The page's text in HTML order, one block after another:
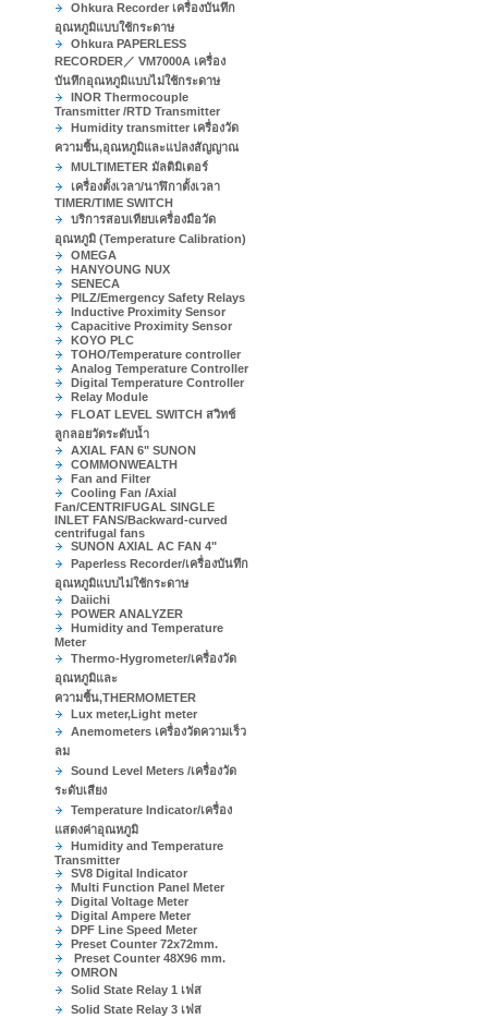
Ohkura Recorder เครื่องบันทึก
อุณหภูมิแบบใช้กระดาษ
Ohkura PAPERLESS
RECORDER／ VM7000A เครื่อง
บันทึกอุณหภูมิแบบไม่ใช้กระดาษ
INOR Thermocouple
Transmitter /RTD Transmitter
Humidity transmitter เครื่องวัด
ความชื้น,อุณหภูมิและแปลงสัญญาณ
MULTIMETER มัลติมิเตอร์
เครื่องตั้งเวลา/นาฬิกาตั้งเวลา
TIMER/TIME SWITCH
บริการสอบเทียบเครื่องมือวัด
อุณหภูมิ (Temperature Calibration)
OMEGA
HANYOUNG NUX
SENECA
PILZ/Emergency Safety Relays
Inductive Proximity Sensor
Capacitive Proximity Sensor
KOYO PLC
TOHO/Temperature controller
Analog Temperature Controller
Digital Temperature Controller
Relay Module
FLOAT LEVEL SWITCH สวิทช์
ลูกลอยวัดระดับน้ำ
AXIAL FAN 6" SUNON
COMMONWEALTH
Fan and Filter
Cooling Fan /Axial
Fan/CENTRIFUGAL SINGLE
INLET FANS/Backward-curved
centrifugal fans
SUNON AXIAL AC FAN 4"
Paperless Recorder/เครื่องบันทึก
อุณหภูมิแบบไม่ใช้กระดาษ
Daiichi
POWER ANALYZER
Humidity and Temperature
Meter
Thermo-Hygrometer/เครื่องวัด
อุณหภูมิและ
ความชื้น,THERMOMETER
Lux meter,Light meter
Anemometers เครื่องวัดความเร็ว
ลม
Sound Level Meters /เครื่องวัด
ระดับเสียง
Temperature Indicator/เครื่อง
แสดงค่าอุณหภูมิ
Humidity and Temperature
Transmitter
SV8 Digital Indicator
Multi Function Panel Meter
Digital Voltage Meter
Digital Ampere Meter
DPF Line Speed Meter
Preset Counter 72x72mm.
Preset Counter 48X96 mm.
OMRON
Solid State Relay 1 เฟส
Solid State Relay 3 เฟส